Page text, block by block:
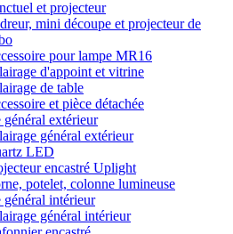
et projecteur
mini découpe et projecteur de
pour lampe MR16
d'appoint et vitrine
de table
et pièce détachée
général extérieur
général extérieur
LED
encastré Uplight
potelet, colonne lumineuse
général intérieur
général intérieur